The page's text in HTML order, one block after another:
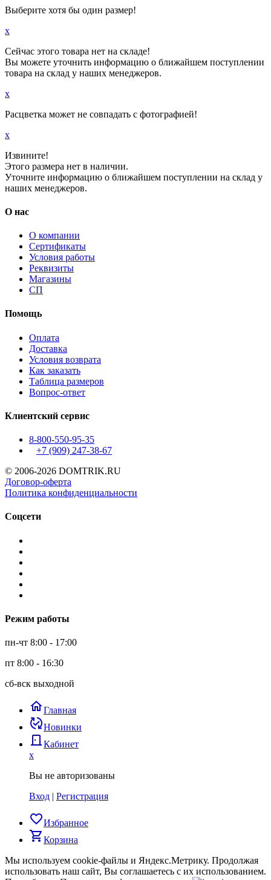
Выберите хотя бы один размер!
x
Сейчас этого товара нет на складе!
Вы можете уточнить информацию о ближайшем поступлении
товара на склад у наших менеджеров.
x
Расцветка может не совпадать с фотографией!
x
Извините!
Этого размера нет в наличии.
Уточните информацию о ближайшем поступлении на склад у
наших менеджеров.
О нас
О компании
Сертификаты
Условия работы
Реквизиты
Магазины
СП
Помощь
Оплата
Доставка
Условия возврата
Как заказать
Таблица размеров
Вопрос-ответ
Клиентский сервис
8-800-550-95-35
+7 (909) 247-38-67
© 2006-2026 DOMTRIK.RU
Договор-оферта
Политика конфиденциальности
Соцсети
Режим работы
пн-чт 8:00 - 17:00
пт 8:00 - 16:30
сб-вск выходной
homeГлавная
published_with_changesНовинки
door_back Кабинет
x
Вы не авторизованы
Вход | Регистрация
favorite_borderИзбранное
shopping_cartКорзина
Мы используем cookie-файлы и Яндекс.Метрику. Продолжая
использовать наш сайт, Вы соглашаетесь с их использованием.